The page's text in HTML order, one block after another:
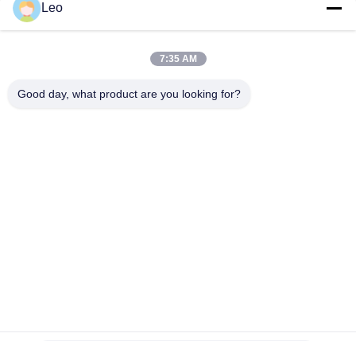
Jiangsu Shengman Drying Equipment
Leo
7:35 AM
Good day, what product are you looking for?